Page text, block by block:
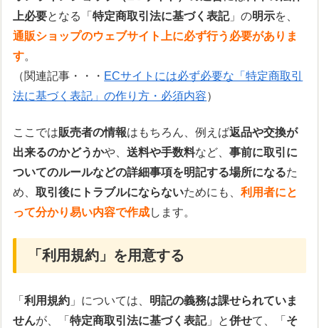
上必要となる「特定商取引法に基づく表記」の明示を、
通販ショップのウェブサイト上に必ず行う必要がありま
す。
（関連記事・・・ ECサイトには必ず必要な「特定商取引
法に基づく表記」の作り方・必須内容）
ここでは販売者の情報はもちろん、例えば返品や交換が
出来るのかどうかや、送料や手数料など、事前に取引に
ついてのルールなどの詳細事項を明記する場所になるた
め、取引後にトラブルにならないためにも、利用者にと
って分かり易い内容で作成します。
「利用規約」を用意する
「利用規約 」については、 明記の義務は課せられていま
せんが、「特定商取引法に基づく表記」と併せて、「 そ